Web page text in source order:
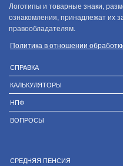
Логотипы и товарные знаки,
ознакомления, принадлежат их
правообладателям.
Политика в отношении
СПРАВКА
КАЛЬКУЛЯТОРЫ
НПФ
ВОПРОСЫ
СРЕДНЯЯ ПЕНСИЯ